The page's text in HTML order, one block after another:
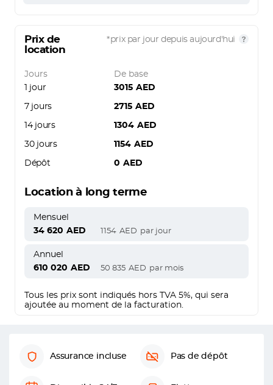
Prix de
location
*prix par jour depuis aujourd'hui
Jours
De base
1 jour
3015 AED
7 jours 2715 AED
14 jours 1304 AED
30 jours 1154 AED
Dépôt 0 AED
Location à long terme
Mensuel
34 620 AED 1154 AED par jour
Annuel
610 020 AED 50 835 AED par mois
Tous les prix sont indiqués hors TVA 5%, qui sera
ajoutée au moment de la facturation.
Assurance incluse Pas de dépôt